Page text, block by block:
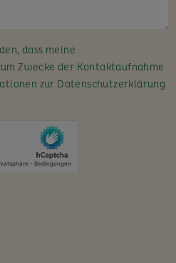
dass meine
Zwecke der Kontaktaufnahme
zur Datenschutzerklärung